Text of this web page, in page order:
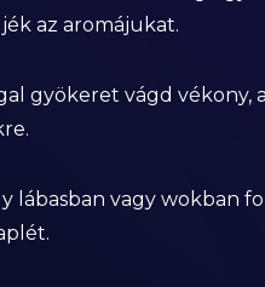
az aromájukat.
gyökeret vágd vékony,
lábasban vagy wokban